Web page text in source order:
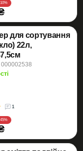
для сортування
22л,
000002538
1